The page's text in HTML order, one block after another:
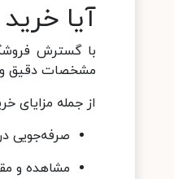
آیا
با گسترش
مشخصات دقیق و
از جمله مزایای
صرفه‌جویی
مشاهده و